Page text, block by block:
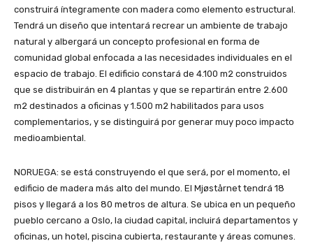
construirá íntegramente con madera como elemento estructural.
Tendrá un diseño que intentará recrear un ambiente de trabajo
natural y albergará un concepto profesional en forma de
comunidad global enfocada a las necesidades individuales en el
espacio de trabajo. El edificio constará de 4.100 m2 construidos
que se distribuirán en 4 plantas y que se repartirán entre 2.600
m2 destinados a oficinas y 1.500 m2 habilitados para usos
complementarios, y se distinguirá por generar muy poco impacto
medioambiental.
NORUEGA: se está construyendo el que será, por el momento, el
edificio de madera más alto del mundo. El Mjøstårnet tendrá 18
pisos y llegará a los 80 metros de altura. Se ubica en un pequeño
pueblo cercano a Oslo, la ciudad capital, incluirá departamentos y
oficinas, un hotel, piscina cubierta, restaurante y áreas comunes.